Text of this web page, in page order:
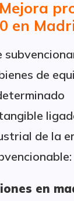
Mejora
en
de
de la
en